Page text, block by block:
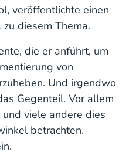
unserer Probleme
Service
nicht länger die Regel
veröffentlichte einen
diesem Thema.
die er anführt, um
von
Und irgendwo
Gegenteil. Vor allem
viele andere dies
betrachten.